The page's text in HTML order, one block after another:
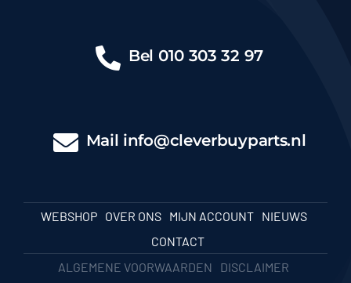
Bel 010 303 32 97
Mail info@cleverbuyparts.nl
WEBSHOP OVER ONS MIJN ACCOUNT
NIEUWS
CONTACT
ALGEMENE VOORWAARDEN
DISCLAIMER